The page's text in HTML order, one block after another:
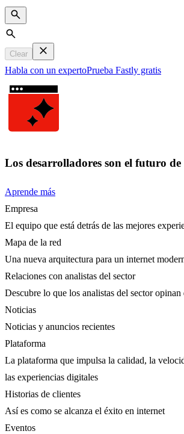
Search
Clear
Habla con un expertoPrueba Fastly gratis
Los desarrolladores son el futuro de
Aprende más
Empresa
El equipo que está detrás de las mejores
Mapa de la red
Una nueva arquitectura para un internet
Relaciones con analistas del sector
Descubre lo que los analistas del sector opinan
Noticias
Noticias y anuncios recientes
Plataforma
La plataforma que impulsa la calidad, la
las experiencias digitales
Historias de clientes
Así es como se alcanza el éxito en internet
Eventos